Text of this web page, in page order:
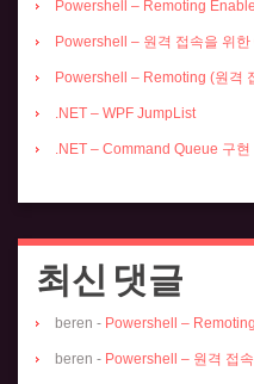
Powershell – Remoting
Powershell – 원격 접속을 위한
Powershell – Remoting (원격
.NET – WPF JumpList
.NET – Command Queue 구현
최신 댓글
beren - Powershell –
beren - Powershell – 원격 접